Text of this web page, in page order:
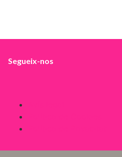
Segueix-nos